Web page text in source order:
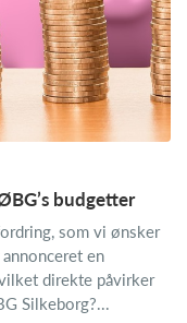
budgetter
som vi ønsker
en
direkte påvirker
Silkeborg?...